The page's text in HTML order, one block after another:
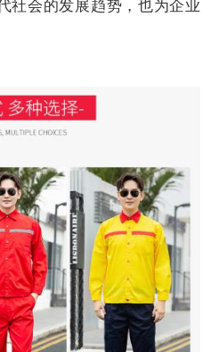
社会的发展趋势，也为企业